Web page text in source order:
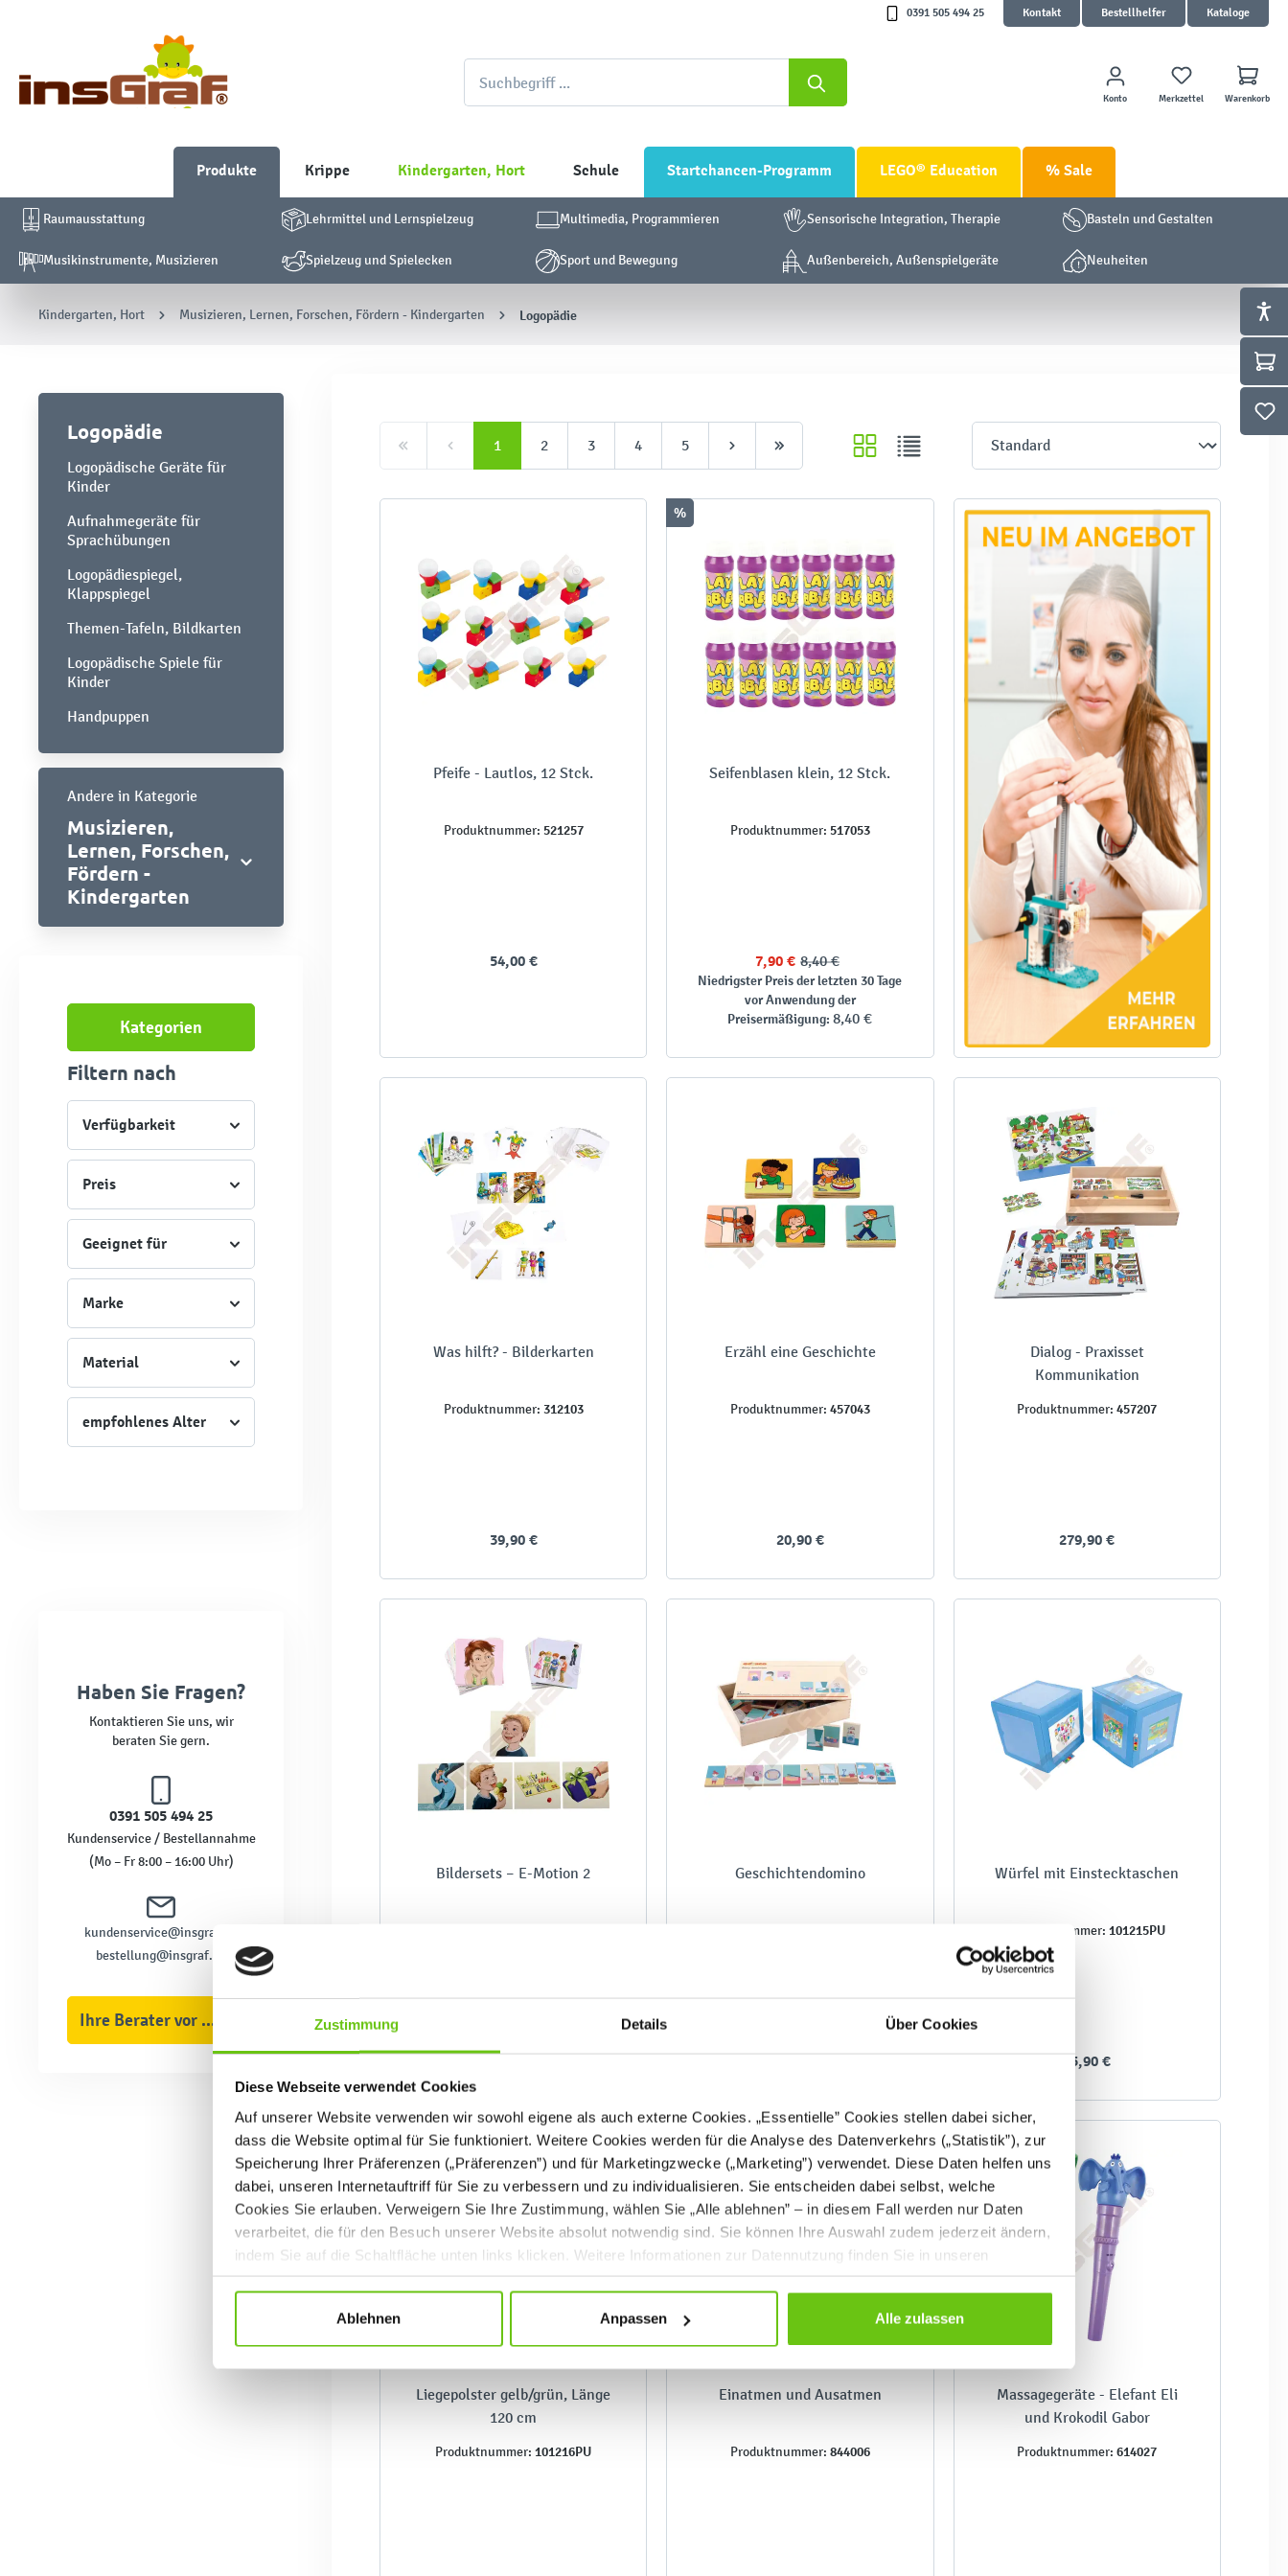
Zustimmung Details Über Cookies
Diese Webseite verwendet Cookies
Auf unserer Website verwenden wir sowohl eigene als auch externe Cookies. „Essentielle” Cookies stellen dabei sicher,
dass die Website optimal für Sie funktioniert. Weitere Cookies werden für die Analyse des Datenverkehrs („Statistik”), zur
Speicherung Ihrer Präferenzen („Präferenzen”) und für Marketingzwecke („Marketing”) verwendet. Diese Daten helfen uns
dabei, unseren Internetauftriff für Sie zu verbessern und zu individualisieren. Sie entscheiden dabei selbst, welche
Cookies Sie erlauben. Verweigern Sie Ihre Zustimmung, wählen Sie „Alle ablehnen” – in diesem Fall werden nur Daten
verarbeitet, die für den Besuch unserer Website absolut notwendig sind. Sie können Ihre Auswahl zudem jederzeit ändern,
indem Sie auf die Schaltfläche unten links klicken. Weitere Informationen zur Datennutzung finden Sie in unseren
Datenschutzrichtlinien.
Ablehnen Anpassen Alle zulassen
0391 505 494 25 Kontakt Bestellhelfer Kataloge
Konto Merkzettel Warenkorb
Produkte Krippe Kindergarten, Hort Schule Startchancen-Programm LEGO® Education % Sale
Raumausstattung Lehrmittel und Lernspielzeug Multimedia, Programmieren Sensorische Integration, Therapie Basteln und Gestalten
Musikinstrumente, Musizieren Spielzeug und Spielecken Sport und Bewegung Außenbereich, Außenspielgeräte Neuheiten
Kindergarten, Hort Musizieren, Lernen, Forschen, Fördern - Kindergarten Logopädie
Logopädie
Logopädische Geräte für
Kinder
Aufnahmegeräte für
Sprachübungen
Logopädiespiegel,
Klappspiegel
Themen-Tafeln, Bildkarten
Logopädische Spiele für
Kinder
Handpuppen
Andere in Kategorie
Musizieren,
Lernen, Forschen,
Fördern -
Kindergarten
Kategorien
Filtern nach
Verfügbarkeit
Preis
Geeignet für
Marke
Material
empfohlenes Alter
Haben Sie Fragen?
Kontaktieren Sie uns, wir
beraten Sie gern.
0391 505 494 25
Kundenservice / Bestellannahme
(Mo – Fr 8:00 – 16:00 Uhr)
kundenservice@insgraf.de
bestellung@insgraf.de
Ihre Berater vor Ort
1 2 3 4 5
Pfeife - Lautlos, 12 Stck.
Produktnummer: 521257
54,00 €
%
Seifenblasen klein, 12 Stck.
Produktnummer: 517053
7,90 € 8,40 €
Niedrigster Preis der letzten 30 Tage
vor Anwendung der
Preisermäßigung:8,40 €
Was hilft? - Bilderkarten
Produktnummer: 312103
39,90 €
Erzähl eine Geschichte
Produktnummer: 457043
20,90 €
Dialog - Praxisset
Kommunikation
Produktnummer: 457207
279,90 €
Bildersets – E-Motion 2
33,90 €
Geschichtendomino
68,90 €
Würfel mit Einstecktaschen
Produktnummer: 101215PU
15,90 €
Liegepolster gelb/grün, Länge
120 cm
Produktnummer: 101216PU
Einatmen und Ausatmen
Produktnummer: 844006
Massagegeräte - Elefant Eli
und Krokodil Gabor
Produktnummer: 614027